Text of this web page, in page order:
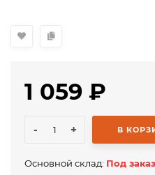
1 059 ₽
- + В
Основной склад: Под заказ